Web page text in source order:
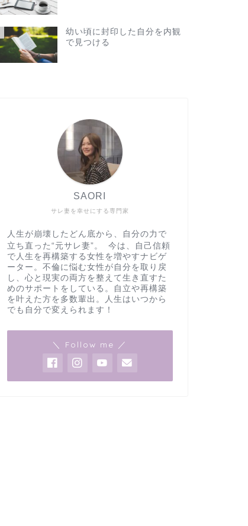
幼い頃に封印した自分を内観
で見つける
サレ妻を幸せにする専門家
SAORI
人生が崩壊したどん底から、自分の力で
立ち直った“元サレ妻”。 今は、自己信頼
で人生を再構築する女性を増やすナビゲ
ーター。不倫に悩む女性が自分を取り戻
し、心と現実の両方を整えて生き直すた
めのサポートをしている。自立や再構築
を叶えた方を多数輩出。人生はいつから
でも自分で変えられます！
＼ Follow me ／